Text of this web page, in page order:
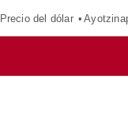
Precio del dólar